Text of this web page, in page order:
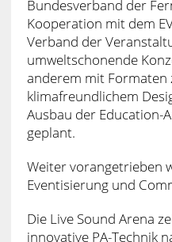
Bundesverband der
Kooperation mit dem
Verband der
umweltschonende
anderem mit Formaten
klimafreundlichem
Ausbau der Education-
geplant.
Weiter vorangetrieben
Eventisierung und
Die Live Sound Arena
innovative PA-Technik